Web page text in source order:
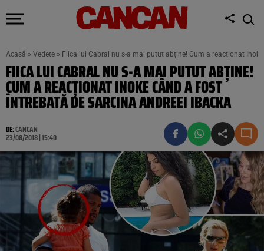
Acasă » Vedete » Fiica lui Cabral nu s-a mai putut abține! Cum a reacționat
FIICA LUI CABRAL NU S-A MAI PUTUT ABȚINE!
CUM A REACȚIONAT INOKE CÂND A FOST
ÎNTREBATĂ DE SARCINA ANDREEI IBACKA
DE:CANCAN
23/08/2018 | 15:40